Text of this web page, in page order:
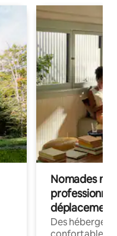
Nomades
déplacement
Des